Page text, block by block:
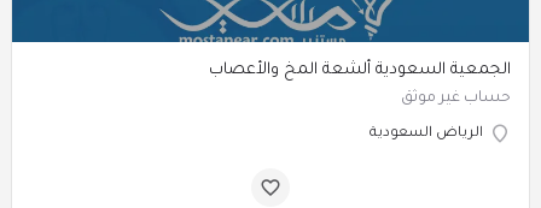
الجمعية السعودية ألشعة المخ والأعصاب
حساب غير موثق
الرياض السعودية